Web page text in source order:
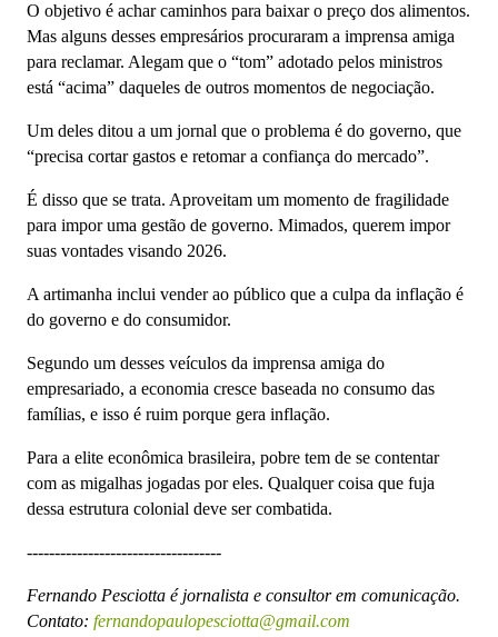
O objetivo é achar caminhos para baixar o preço dos alimentos.
Mas alguns desses empresários procuraram a imprensa amiga
para reclamar. Alegam que o “tom” adotado pelos ministros
está “acima” daqueles de outros momentos de negociação.
Um deles ditou a um jornal que o problema é do governo, que
“precisa cortar gastos e retomar a confiança do mercado”.
É disso que se trata. Aproveitam um momento de fragilidade
para impor uma gestão de governo. Mimados, querem impor
suas vontades visando 2026.
A artimanha inclui vender ao público que a culpa da inflação é
do governo e do consumidor.
Segundo um desses veículos da imprensa amiga do
empresariado, a economia cresce baseada no consumo das
famílias, e isso é ruim porque gera inflação.
Para a elite econômica brasileira, pobre tem de se contentar
com as migalhas jogadas por eles. Qualquer coisa que fuja
dessa estrutura colonial deve ser combatida.
-----------------------------------
Fernando Pesciotta é jornalista e consultor em comunicação.
Contato: fernandopaulopesciotta@gmail.com